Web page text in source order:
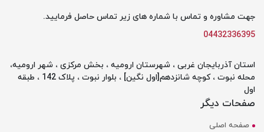
جهت مشاوره و تماس با شماره های زیر تماس حاصل فرمایید.
04432336395
استان آذربایجان غربی ، شهرستان ارومیه ، بخش مرکزی ، شهر ارومیه،
محله نبوت ، کوچه شانزدهم[اول نگین] ، بلوار نبوت ، پلاک 142 ، طبقه
اول
صفحات دیگر
صفحه اصلی